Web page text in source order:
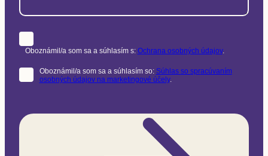
Oboznámil/a som sa a súhlasím s: Ochrana osobných údajov.
Oboznámil/a som sa a súhlasím so: Súhlas so spracúvaním
osobných údajov na marketingové účely.